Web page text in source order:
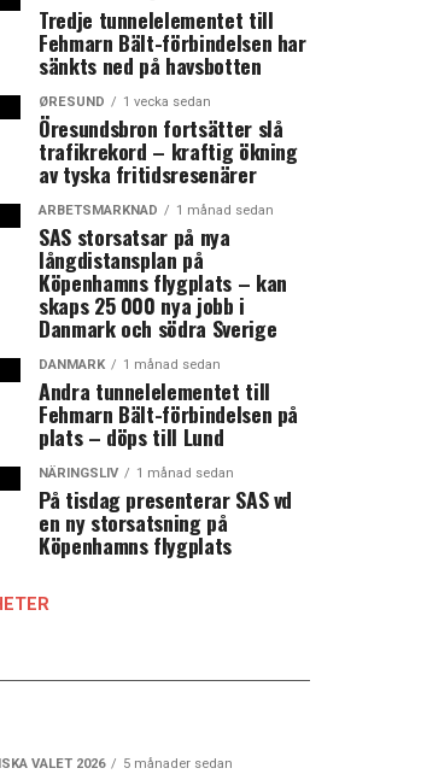
Tredje tunnelelementet till
Fehmarn Bält-förbindelsen har
sänkts ned på havsbotten
ØRESUND 1 vecka sedan
Öresundsbron fortsätter slå
trafikrekord – kraftig ökning
av tyska fritidsresenärer
ARBETSMARKNAD 1 månad sedan
SAS storsatsar på nya
långdistansplan på
Köpenhamns flygplats – kan
skaps 25 000 nya jobb i
Danmark och södra Sverige
DANMARK 1 månad sedan
Andra tunnelelementet till
Fehmarn Bält-förbindelsen på
plats – döps till Lund
NÄRINGSLIV 1 månad sedan
På tisdag presenterar SAS vd
en ny storsatsning på
Köpenhamns flygplats
VALET 2026 5 månader sedan